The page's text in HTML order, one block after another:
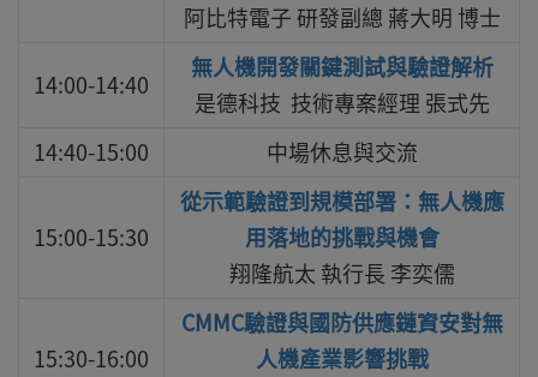
阿比特電子 研發副總 蔣大明 博士
14:00-14:40
無人機開發關鍵測試與驗證解析
是德科技 技術專案經理 張式先
14:40-15:00
中場休息與交流
15:00-15:30
從示範驗證到規模部署：無人機應
用落地的挑戰與機會
翔隆航太 執行長 李奕儒
15:30-16:00
CMMC驗證與國防供應鏈資安對無
人機產業影響挑戰